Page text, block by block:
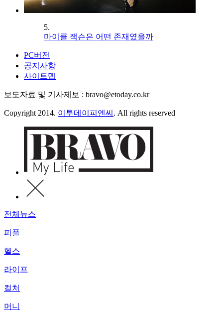
5.
마이클 잭슨은 어떤 존재였을까
PC버전
공지사항
사이트맵
보도자료 및 기사제보 : bravo@etoday.co.kr
Copyright 2014. 이투데이피엔씨 . All rights reserved
전체뉴스
피플
헬스
라이프
컬처
머니